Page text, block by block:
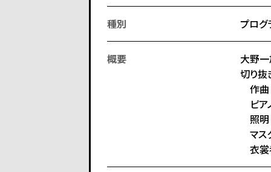
種別 プログ
概要
大野
切り抜
作曲
ピア
照
マス
衣